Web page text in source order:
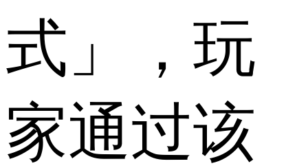
式」，玩
家通过该